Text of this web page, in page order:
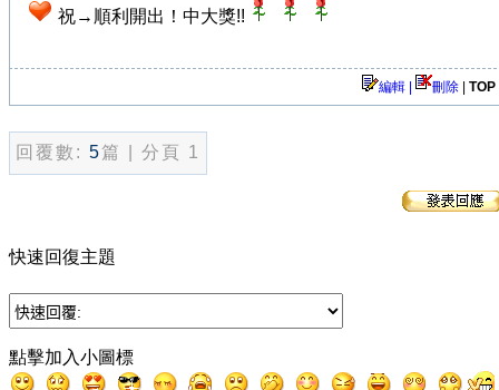
祝→順利開出！中大獎!!
編輯 | 刪除 TOP
回覆數: 5篇 | 分頁 1
快速回復主題
點擊加入小圖標